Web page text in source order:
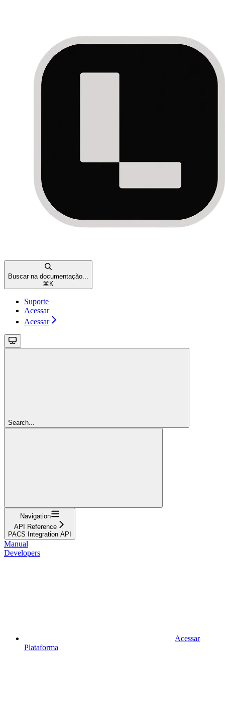
Buscar na documentação...
⌘ K
Suporte
Acessar
Acessar
Search...
Navigation
API Reference
PACS Integration API
Manual
Developers
Acessar
Plataforma